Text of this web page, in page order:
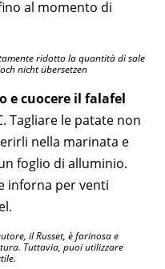
al momento di
ridotto la quantità di sale
nicht übersetzen
e cuocere il falafel
Tagliare le patate non
nella marinata e
foglio di alluminio.
inforna per venti
il Russet, è farinosa e
Tuttavia, puoi utilizzare